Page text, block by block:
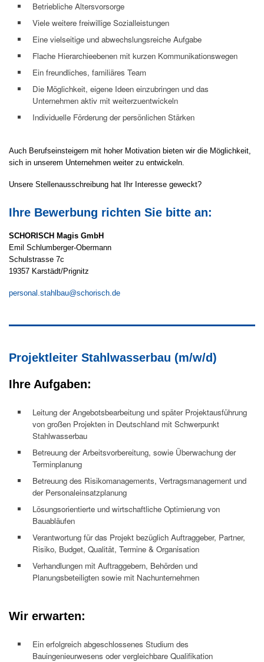
Betriebliche Altersvorsorge
Viele weitere freiwillige Sozialleistungen
Eine vielseitige und abwechslungsreiche Aufgabe
Flache Hierarchieebenen mit kurzen Kommunikationswegen
Ein freundliches, familiäres Team
Die Möglichkeit, eigene Ideen einzubringen und das
Unternehmen aktiv mit weiterzuentwickeln
Individuelle Förderung der persönlichen Stärken
Auch Berufseinsteigern mit hoher Motivation bieten wir die Möglichkeit,
sich in unserem Unternehmen weiter zu entwickeln.
Unsere Stellenausschreibung hat Ihr Interesse geweckt?
Ihre Bewerbung richten Sie bitte an:
SCHORISCH Magis GmbH
Emil Schlumberger-Obermann
Schulstrasse 7c
19357 Karstädt/Prignitz
personal.stahlbau@schorisch.de
Projektleiter Stahlwasserbau (m/w/d)
Ihre Aufgaben:
Leitung der Angebotsbearbeitung und später Projektausführung
von großen Projekten in Deutschland mit Schwerpunkt
Stahlwasserbau
Betreuung der Arbeitsvorbereitung, sowie Überwachung der
Terminplanung
Betreuung des Risikomanagements, Vertragsmanagement und
der Personaleinsatzplanung
Lösungsorientierte und wirtschaftliche Optimierung von
Bauabläufen
Verantwortung für das Projekt bezüglich Auftraggeber, Partner,
Risiko, Budget, Qualität, Termine & Organisation
Verhandlungen mit Auftraggebern, Behörden und
Planungsbeteiligten sowie mit Nachunternehmen
Wir erwarten:
Ein erfolgreich abgeschlossenes Studium des
Bauingenieurwesens oder vergleichbare Qualifikation